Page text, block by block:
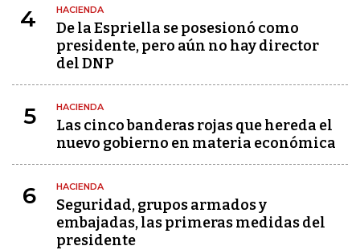
4 HACIENDA
De la Espriella se posesionó como
presidente, pero aún no hay director
del DNP
5 HACIENDA
Las cinco banderas rojas que hereda el
nuevo gobierno en materia económica
6 HACIENDA
Seguridad, grupos armados y
embajadas, las primeras medidas del
presidente